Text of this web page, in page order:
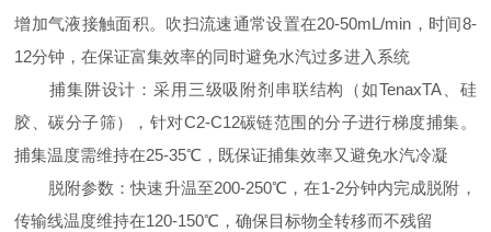
增加气液接触面积。吹扫流速通常设置在20-50mL/min，时间8-
12分钟，在保证富集效率的同时避免水汽过多进入系统
捕集阱设计：采用三级吸附剂串联结构（如TenaxTA、硅
胶、碳分子筛），针对C2-C12碳链范围的分子进行梯度捕集。
捕集温度需维持在25-35℃，既保证捕集效率又避免水汽冷凝
脱附参数：快速升温至200-250℃，在1-2分钟内完成脱附，
传输线温度维持在120-150℃，确保目标物全转移而不残留